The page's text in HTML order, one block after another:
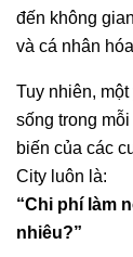
đến không
và cá nhân
Tuy nhiên,
sống trong
biến của các
City luôn là:
“Chi phí làm
nhiêu?”